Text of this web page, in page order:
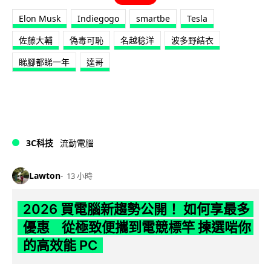
Elon Musk Indiegogo smartbe
Tesla
佐藤大輔
偽毒可恥 名越稔洋
波多野結衣
睇腳都睇一年
達哥
3C科技 流動電腦
Lawton 13 小時
2026 買電腦新趨勢公開！ 如何享最多
優惠 從極致便攜到電競標竿 揀選啱你
的高效能 PC